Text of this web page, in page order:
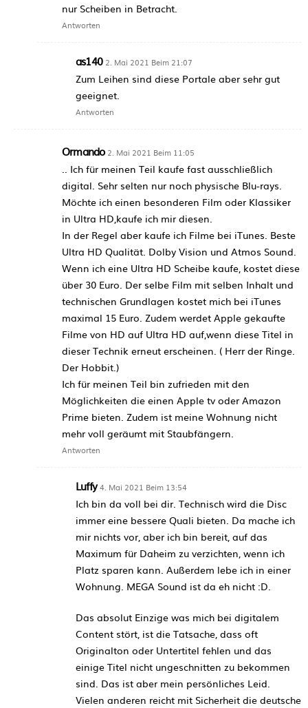
nur Scheiben in Betracht.
Antworten
as140 2. Mai 2021 Beim 21:07
Zum Leihen sind diese Portale aber sehr gut
geeignet.
Antworten
Ormando 2. Mai 2021 Beim 11:05
.. Ich für meinen Teil kaufe fast ausschließlich
digital. Sehr selten nur noch physische Blu-rays.
Möchte ich einen besonderen Film oder Klassiker
in Ultra HD,kaufe ich mir diesen.
In der Regel aber kaufe ich Filme bei iTunes. Beste
Ultra HD Qualität. Dolby Vision und Atmos Sound.
Wenn ich eine Ultra HD Scheibe kaufe, kostet diese
über 30 Euro. Der selbe Film mit selben Inhalt und
technischen Grundlagen kostet mich bei iTunes
maximal 15 Euro. Zudem werdet Apple gekaufte
Filme von HD auf Ultra HD auf,wenn diese Titel in
dieser Technik erneut erscheinen. ( Herr der Ringe.
Der Hobbit.)
Ich für meinen Teil bin zufrieden mit den
Möglichkeiten die einen Apple tv oder Amazon
Prime bieten. Zudem ist meine Wohnung nicht
mehr voll geräumt mit Staubfängern.
Antworten
Luffy 4. Mai 2021 Beim 13:54
Ich bin da voll bei dir. Technisch wird die Disc
immer eine bessere Quali bieten. Da mache ich
mir nichts vor, aber ich bin bereit, auf das
Maximum für Daheim zu verzichten, wenn ich
Platz sparen kann. Außerdem lebe ich in einer
Wohnung. MEGA Sound ist da eh nicht :D.
Das absolut Einzige was mich bei digitalem
Content stört, ist die Tatsache, dass oft
Originalton oder Untertitel fehlen und das
einige Titel nicht ungeschnitten zu bekommen
sind. Das ist aber mein persönliches Leid.
Vielen anderen reicht mit Sicherheit die deutsche